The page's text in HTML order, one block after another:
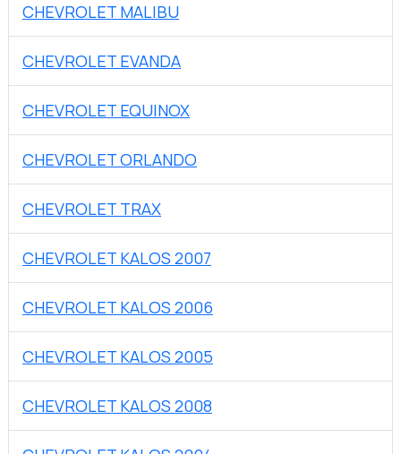
CHEVROLET MALIBU
CHEVROLET EVANDA
CHEVROLET EQUINOX
CHEVROLET ORLANDO
CHEVROLET TRAX
CHEVROLET KALOS 2007
CHEVROLET KALOS 2006
CHEVROLET KALOS 2005
CHEVROLET KALOS 2008